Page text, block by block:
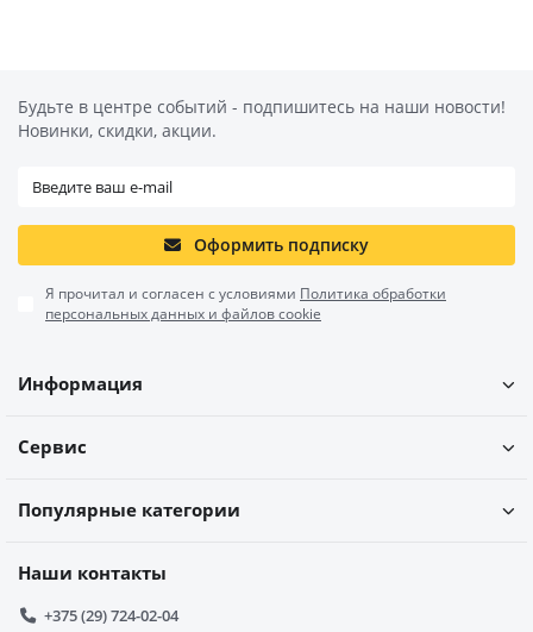
Будьте в центре событий - подпишитесь на наши новости!
Новинки, скидки, акции.
Оформить подписку
Я прочитал и согласен с условиями Политика обработки
персональных данных и файлов cookie
Информация
Сервис
Популярные категории
Наши контакты
+375 (29) 724-02-04